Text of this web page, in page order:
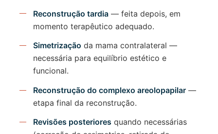
Reconstrução tardia — feita depois, em
momento terapêutico adequado.
Simetrização da mama contralateral —
necessária para equilíbrio estético e
funcional.
Reconstrução do complexo areolopapilar —
etapa final da reconstrução.
Revisões posteriores quando necessárias